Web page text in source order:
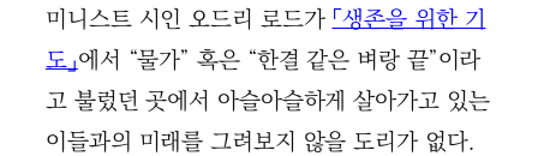
미니스트 시인 오드리 로드가「생존을 위한 기
도」에서 “물가” 혹은 “한결 같은 벼랑 끝”이라
고 불렀던 곳에서 아슬아슬하게 살아가고 있는
이들과의 미래를 그려보지 않을 도리가 없다.